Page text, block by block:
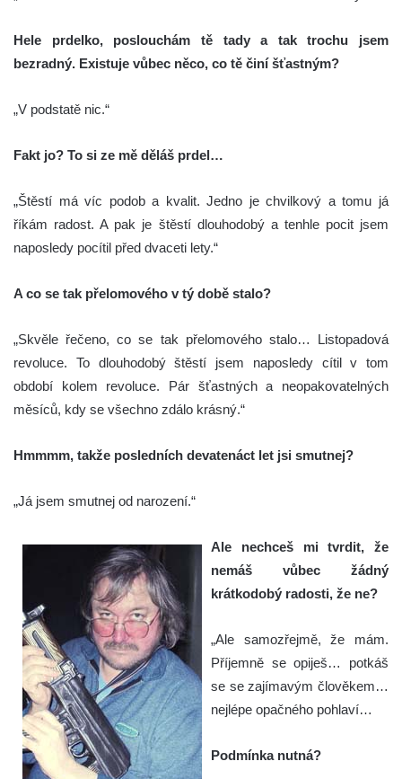
Hele prdelko, poslouchám tě tady a tak trochu jsem
bezradný. Existuje vůbec něco, co tě činí šťastným?
„V podstatě nic.“
Fakt jo? To si ze mě děláš prdel…
„Štěstí má víc podob a kvalit. Jedno je chvilkový a tomu já
říkám radost. A pak je štěstí dlouhodobý a tenhle pocit jsem
naposledy pocítil před dvaceti lety.“
A co se tak přelomového v tý době stalo?
„Skvěle řečeno, co se tak přelomového stalo… Listopadová
revoluce. To dlouhodobý štěstí jsem naposledy cítil v tom
období kolem revoluce. Pár šťastných a neopakovatelných
měsíců, kdy se všechno zdálo krásný.“
Hmmmm, takže posledních devatenáct let jsi smutnej?
„Já jsem smutnej od narození.“
Ale nechceš mi tvrdit, že
nemáš vůbec žádný
krátkodobý radosti, že ne?
„Ale samozřejmě, že mám.
Příjemně se opiješ… potkáš
se se zajímavým člověkem…
nejlépe opačného pohlaví…
Podmínka nutná?